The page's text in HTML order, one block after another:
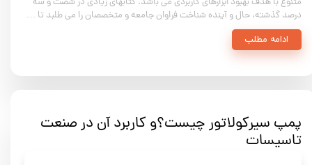
درصد گذشته، حال و آینده شناخت فراوان جامعه و متخصصان را می طلبد تا …
ادامه مطلب
پمپ سیرکولاتور چیست؟و کاربرد آن در صنعت
تاسیسات